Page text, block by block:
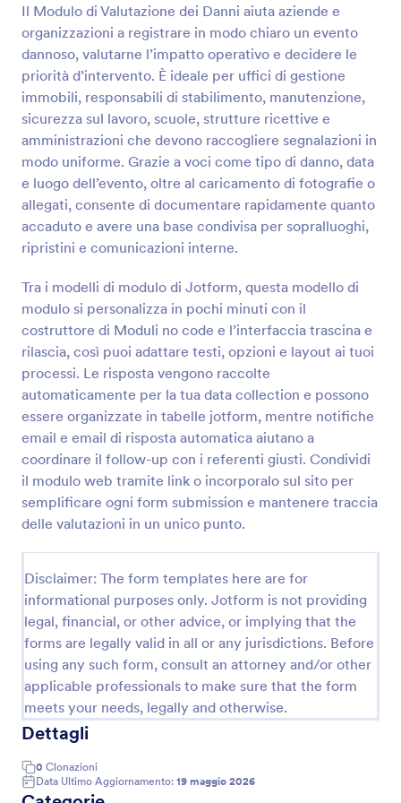
Il Modulo di Valutazione dei Danni aiuta aziende e
organizzazioni a registrare in modo chiaro un evento
dannoso, valutarne l’impatto operativo e decidere le
priorità d’intervento. È ideale per uffici di gestione
immobili, responsabili di stabilimento, manutenzione,
sicurezza sul lavoro, scuole, strutture ricettive e
amministrazioni che devono raccogliere segnalazioni in
modo uniforme. Grazie a voci come tipo di danno, data
e luogo dell’evento, oltre al caricamento di fotografie o
allegati, consente di documentare rapidamente quanto
accaduto e avere una base condivisa per sopralluoghi,
ripristini e comunicazioni interne.
Tra i modelli di modulo di Jotform, questa modello di
modulo si personalizza in pochi minuti con il
costruttore di Moduli no code e l’interfaccia trascina e
rilascia, così puoi adattare testi, opzioni e layout ai tuoi
processi. Le risposta vengono raccolte
automaticamente per la tua data collection e possono
essere organizzate in tabelle jotform, mentre notifiche
email e email di risposta automatica aiutano a
coordinare il follow-up con i referenti giusti. Condividi
il modulo web tramite link o incorporalo sul sito per
semplificare ogni form submission e mantenere traccia
delle valutazioni in un unico punto.
Disclaimer: The form templates here are for
informational purposes only. Jotform is not providing
legal, financial, or other advice, or implying that the
forms are legally valid in all or any jurisdictions. Before
using any such form, consult an attorney and/or other
applicable professionals to make sure that the form
meets your needs, legally and otherwise.
Dettagli
0 Clonazioni
Data Ultimo Aggiornamento: 19 maggio 2026
Anteprima
Modulo Di Segnalazione Qualità
Raccogli e organizza segnalazioni di non conformità
e problemi operativi con il Modulo di Segnalazione
Qualità di Jotform, ideale per reparti aziendali e
collection e la gestione delle risposte.
Go to Category:
Sondaggi sulla Qualità
Usa Template
Anteprima